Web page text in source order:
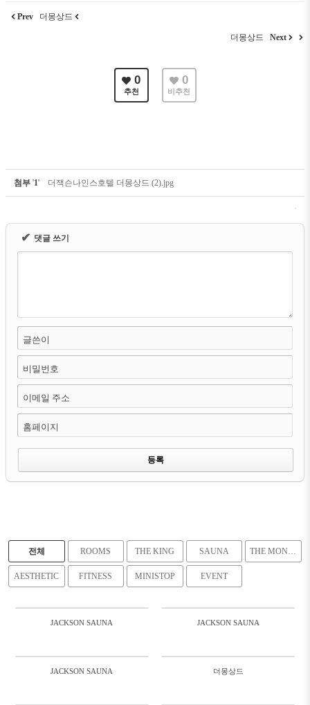
Prev 더몽상드
더몽상드 Next
0
추천
0
비추천
첨부 '1' 더잭슨나인스호텔 더몽상드 (2).jpg
✔ 댓글 쓰기
글쓴이
비밀번호
이메일 주소
홈페이지
전체 ROOMS THE KING SAUNA THE MONGSANG DE
AESTHETIC FITNESS MINISTOP EVENT
1427
JACKSON SAUNA
630
JACKSON SAUNA
JACKSON SAUNA 더몽상드